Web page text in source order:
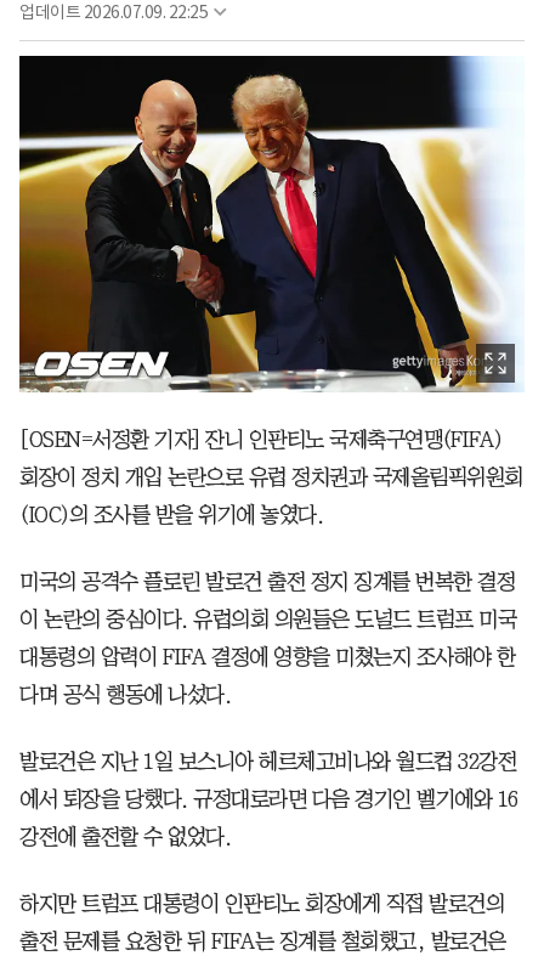
업데이트 2026.07.09. 22:25
[OSEN=서정환 기자] 잔니 인판티노 국제축구연맹(FIFA)
회장이 정치 개입 논란으로 유럽 정치권과 국제올림픽위원회
(IOC)의 조사를 받을 위기에 놓였다.
미국의 공격수 플로린 발로건 출전 정지 징계를 번복한 결정
이 논란의 중심이다. 유럽의회 의원들은 도널드 트럼프 미국
대통령의 압력이 FIFA 결정에 영향을 미쳤는지 조사해야 한
다며 공식 행동에 나섰다.
발로건은 지난 1일 보스니아 헤르체고비나와 월드컵 32강전
에서 퇴장을 당했다. 규정대로라면 다음 경기인 벨기에와 16
강전에 출전할 수 없었다.
하지만 트럼프 대통령이 인판티노 회장에게 직접 발로건의
출전 문제를 요청한 뒤 FIFA는 징계를 철회했고, 발로건은